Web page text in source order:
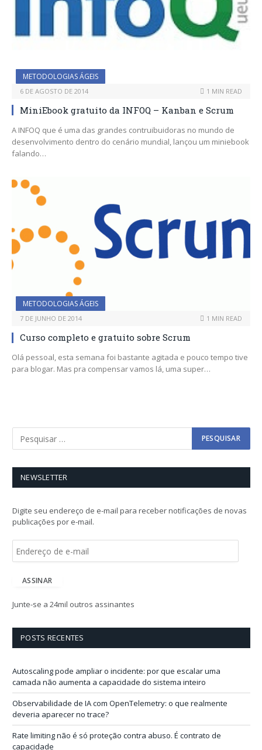
METODOLOGIAS ÁGEIS
6 DE AGOSTO DE 2014 1 MIN READ
MiniEbook gratuito da INFOQ – Kanban e Scrum
A INFOQ que é uma das grandes contruibuidoras no mundo de
desenvolvimento dentro do cenário mundial, lançou um miniebook
falando…
METODOLOGIAS ÁGEIS
7 DE JUNHO DE 2014 1 MIN READ
Curso completo e gratuito sobre Scrum
Olá pessoal, esta semana foi bastante agitada e pouco tempo tive
para blogar. Mas pra compensar vamos lá, uma super…
NEWSLETTER
Digite seu endereço de e-mail para receber notificações de novas
publicações por e-mail.
e
ç
i
l
ASSINAR
Junte-se a 24mil outros assinantes
POSTS RECENTES
Autoscaling pode ampliar o incidente: por que escalar uma
camada não aumenta a capacidade do sistema inteiro
Observabilidade de IA com OpenTelemetry: o que realmente
deveria aparecer no trace?
Rate limiting não é só proteção contra abuso. É contrato de
capacidade